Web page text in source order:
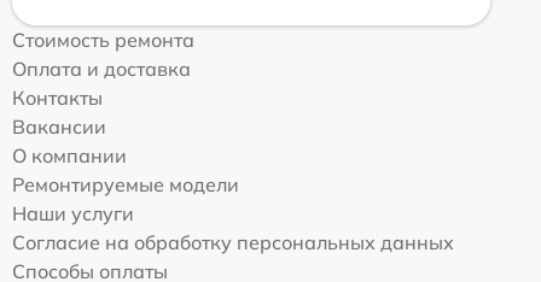
Стоимость ремонта
Оплата и доставка
Контакты
Вакансии
О компании
Ремонтируемые модели
Наши услуги
Согласие на обработку персональных данных
Способы оплаты